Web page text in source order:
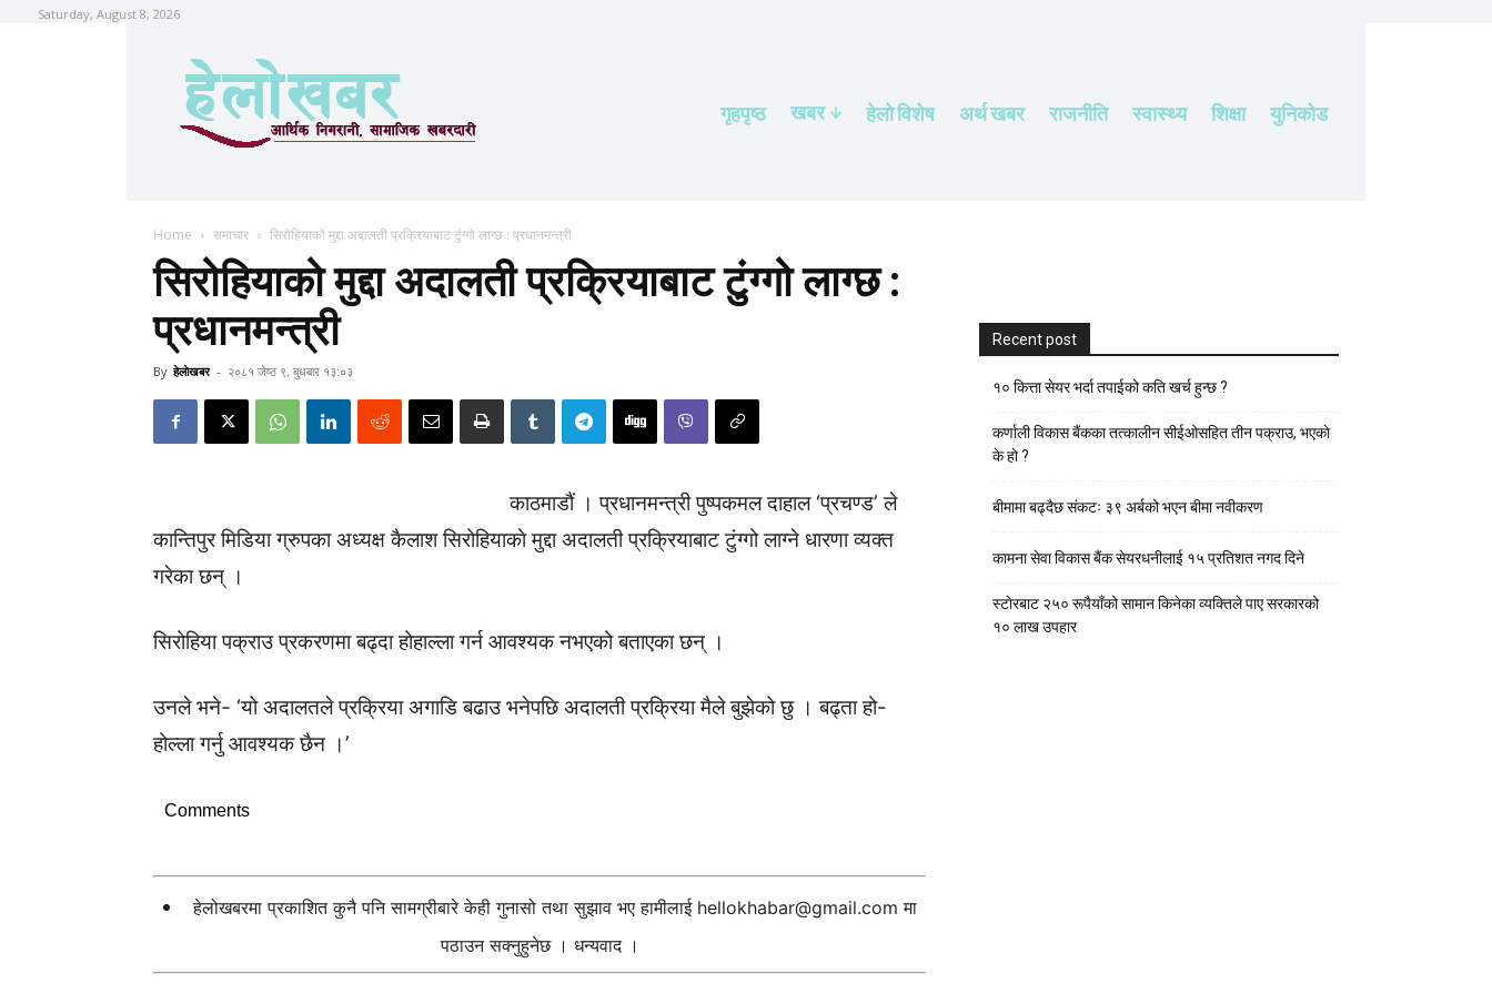
Saturday, August 8, 2026
गृहपृष्ठ खबर हेलाे विशेष अर्थ खबर राजनीति स्वास्थ्य शिक्षा युनिकोड
Home समाचार सिरोहियाको मुद्दा अदालती प्रक्रियाबाट टुंग्गो लाग्छ : प्रधानमन्त्री
सिरोहियाको मुद्दा अदालती प्रक्रियाबाट टुंग्गो लाग्छ :
प्रधानमन्त्री
By हेलाेखबर - २०८१ जेष्ठ ९, बुधबार १३:०३
काठमाडौं । प्रधानमन्त्री पुष्पकमल दाहाल ‘प्रचण्ड’ ले
कान्तिपुर मिडिया ग्रुपका अध्यक्ष कैलाश सिरोहियाकाे मुद्दा अदालती प्रक्रियाबाट टुंग्गो लाग्ने धारणा व्यक्त
गरेका छन् ।
सिरोहिया पक्राउ प्रकरणमा बढ्दा होहाल्ला गर्न आवश्यक नभएको बताएका छन् ।
उनले भने- ‘यो अदालतले प्रक्रिया अगाडि बढाउ भनेपछि अदालती प्रक्रिया मैले बुझेको छु । बढ्ता हो-
होल्ला गर्नु आवश्यक छैन ।’
Comments
हेलोखबरमा प्रकाशित कुनै पनि सामग्रीबारे केही गुनासो तथा सुझाव भए हामीलाई hellokhabar@gmail.com मा
पठाउन सक्नुहुनेछ । धन्यवाद ।
Recent post
१० कित्ता सेयर भर्दा तपाईको कति खर्च हुन्छ ?
कर्णाली विकास बैंकका तत्कालीन सीईओसहित तीन पक्राउ, भएकाे
के हाे ?
बीमामा बढ्दैछ संकटः ३९ अर्बको भएन बीमा नवीकरण
कामना सेवा विकास बैंक सेयरधनीलाई १५ प्रतिशत नगद दिने
स्टाेरबाट २५० रूपैयाँको सामान किनेका व्यक्तिले पाए सरकारको
१० लाख उपहार